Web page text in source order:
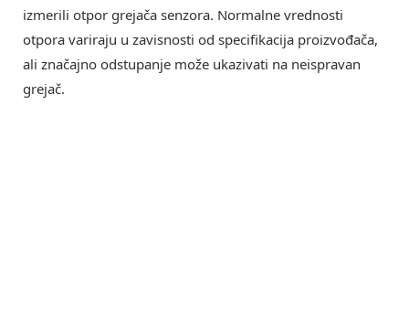
izmerili otpor grejača senzora. Normalne vrednosti
otpora variraju u zavisnosti od specifikacija proizvođača,
ali značajno odstupanje može ukazivati na neispravan
grejač.